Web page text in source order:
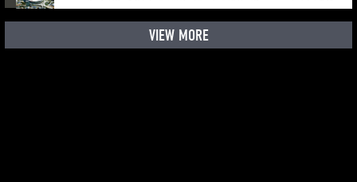
VIEW MORE